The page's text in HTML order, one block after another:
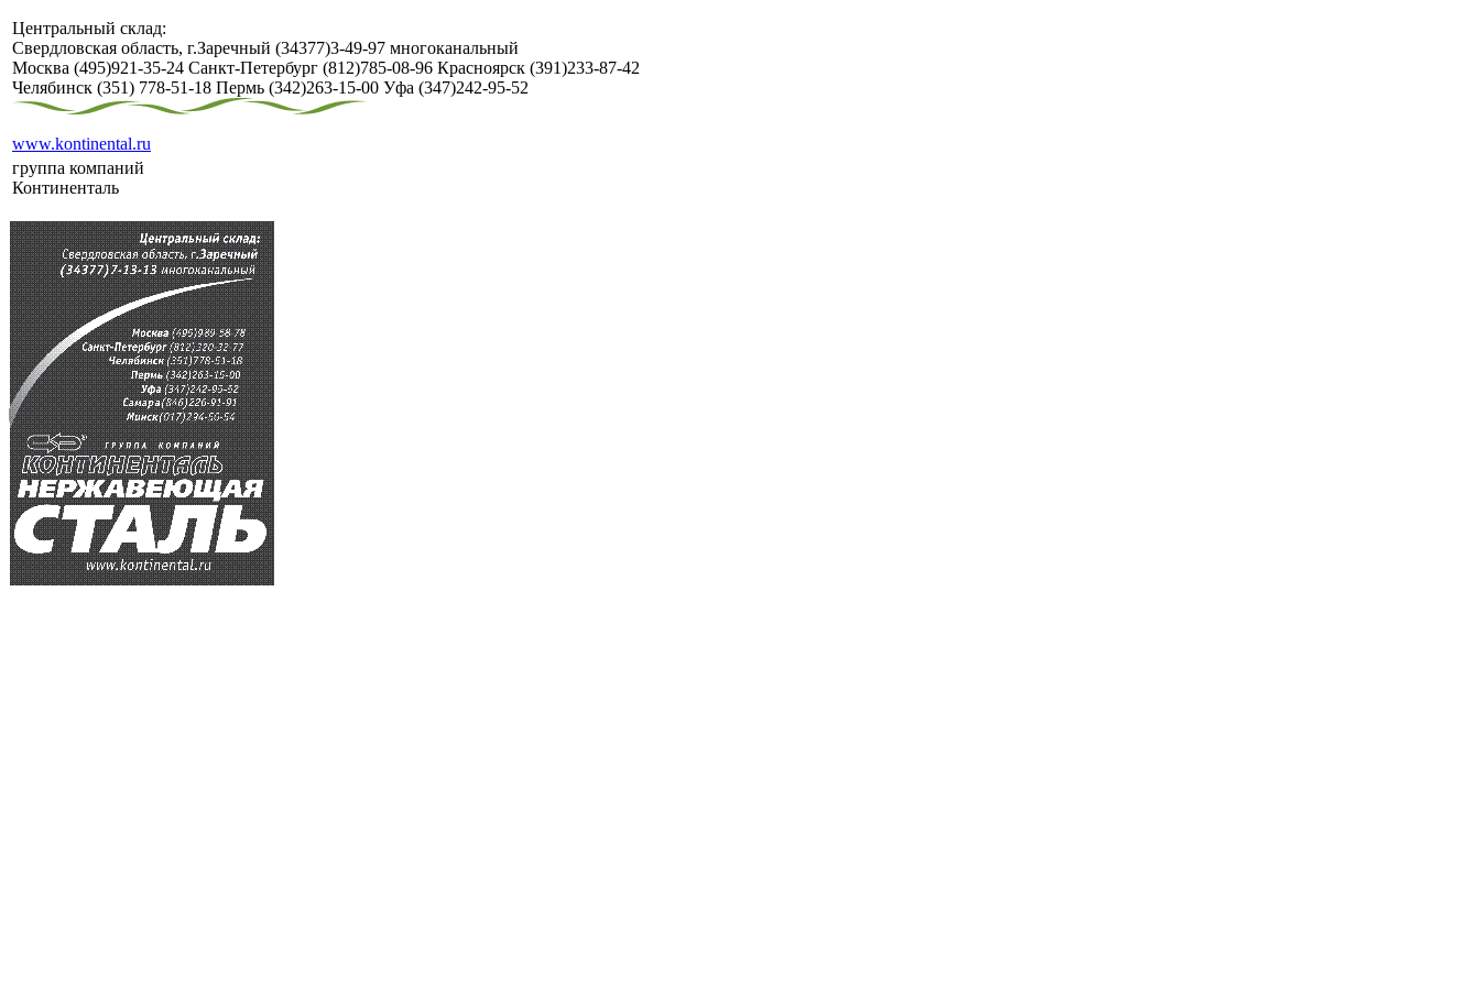
Центральный склад:
Свердловская область, г.Заречный (34377)3-49-97 многоканальный
Москва (495)921-35-24 Санкт-Петербург (812)785-08-96 Красноярск (391)233-87-42
Челябинск (351) 778-51-18 Пермь (342)263-15-00 Уфа (347)242-95-52
www.kontinental.ru
группа компаний
Континенталь